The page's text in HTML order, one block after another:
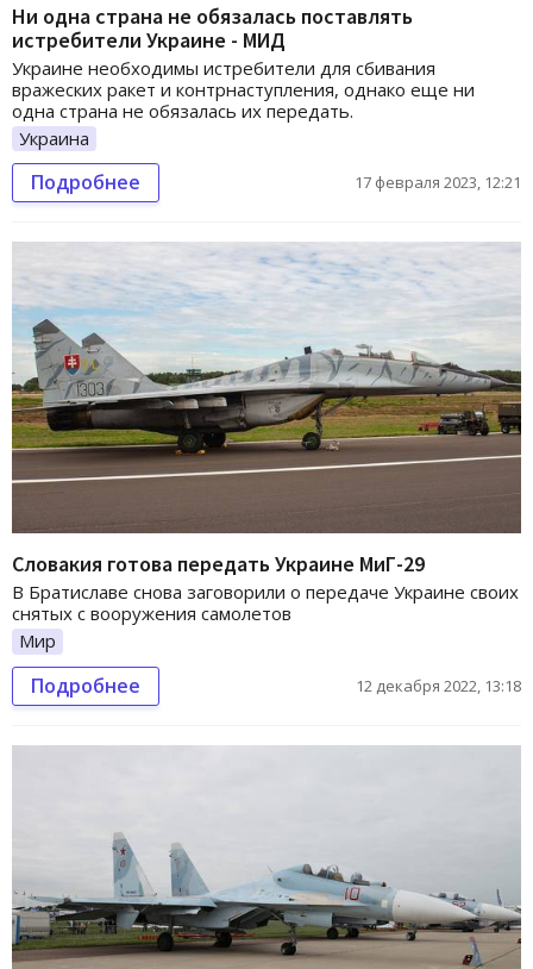
Ни одна страна не обязалась поставлять
истребители Украине - МИД
Украине необходимы истребители для сбивания
вражеских ракет и контрнаступления, однако еще ни
одна страна не обязалась их передать.
Украина
Подробнее 17 февраля 2023, 12:21
Словакия готова передать Украине МиГ-29
В Братиславе снова заговорили о передаче Украине своих
снятых с вооружения самолетов
Мир
Подробнее 12 декабря 2022, 13:18